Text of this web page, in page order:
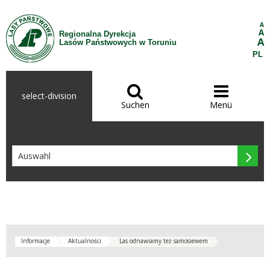
Zum Inhalt wechseln
Regionalna Dyrekcja
Lasów Państwowych w Toruniu
A
A
A
PL
select-division 
Suchen

Menü

Informacje Aktualności Las odnawiamy też samosiewem